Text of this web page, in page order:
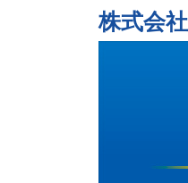
株式会